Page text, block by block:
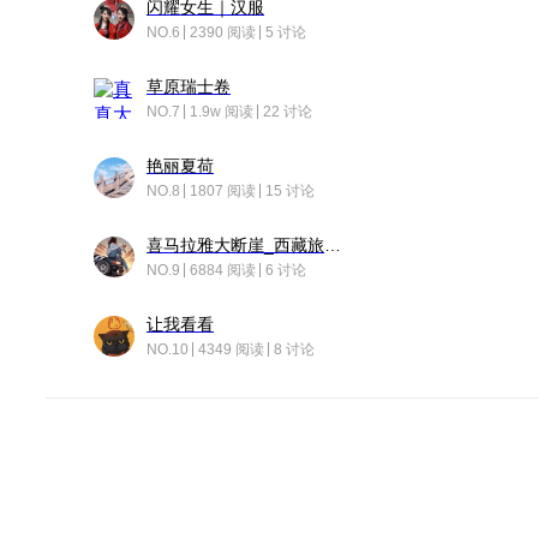
闪耀女生｜汉服
NO.6 2390 阅读 5 讨论
草原瑞士卷
NO.7 1.9w 阅读 22 讨论
艳丽夏荷
NO.8 1807 阅读 15 讨论
NO.9 6884 阅读 6 讨论
让我看看
NO.10 4349 阅读 8 讨论